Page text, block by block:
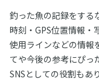
釣った魚の記録をする
時刻・GPS位置情報・
使用ラインなどの情報
てや今後の参考にぴっ
SNSとしての役割もあ